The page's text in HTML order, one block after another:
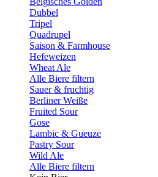
Dubbel
Tripel
Quadrupel
Saison & Farmhouse
Hefeweizen
Wheat Ale
Alle Biere filtern
Sauer & fruchtig
Berliner Weiße
Fruited Sour
Gose
Lambic & Gueuze
Pastry Sour
Wild Ale
Alle Biere filtern